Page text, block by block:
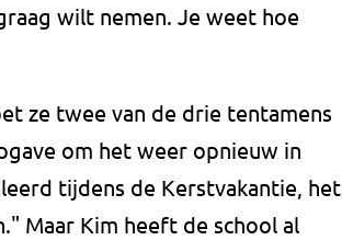
wilt nemen. Je weet hoe
ze twee van de drie tentamens
om het weer opnieuw in
tijdens de Kerstvakantie, het
Maar Kim heeft de school al